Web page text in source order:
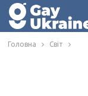
Головна Світ